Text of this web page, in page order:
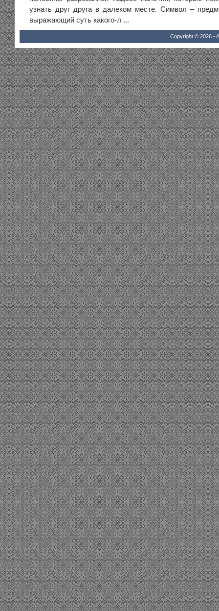
узнать друг друга в далеком месте. Символ –
выражающий суть какого-л ...
Copyright © 2026 -